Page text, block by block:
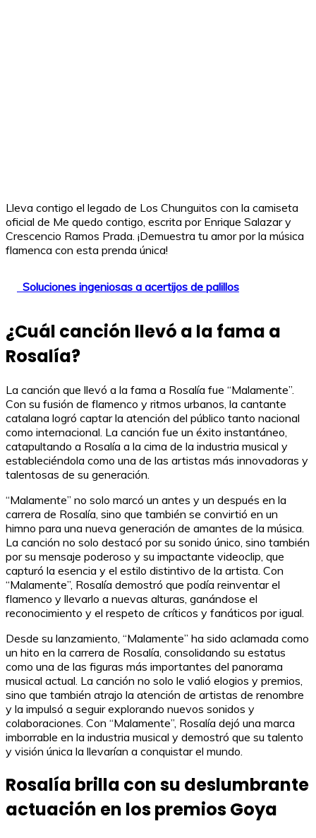
Lleva contigo el legado de Los Chunguitos con la camiseta
oficial de Me quedo contigo, escrita por Enrique Salazar y
Crescencio Ramos Prada. ¡Demuestra tu amor por la música
flamenca con esta prenda única!
Soluciones ingeniosas a acertijos de palillos
¿Cuál canción llevó a la fama a
Rosalía?
La canción que llevó a la fama a Rosalía fue “Malamente”.
Con su fusión de flamenco y ritmos urbanos, la cantante
catalana logró captar la atención del público tanto nacional
como internacional. La canción fue un éxito instantáneo,
catapultando a Rosalía a la cima de la industria musical y
estableciéndola como una de las artistas más innovadoras y
talentosas de su generación.
“Malamente” no solo marcó un antes y un después en la
carrera de Rosalía, sino que también se convirtió en un
himno para una nueva generación de amantes de la música.
La canción no solo destacó por su sonido único, sino también
por su mensaje poderoso y su impactante videoclip, que
capturó la esencia y el estilo distintivo de la artista. Con
“Malamente”, Rosalía demostró que podía reinventar el
flamenco y llevarlo a nuevas alturas, ganándose el
reconocimiento y el respeto de críticos y fanáticos por igual.
Desde su lanzamiento, “Malamente” ha sido aclamada como
un hito en la carrera de Rosalía, consolidando su estatus
como una de las figuras más importantes del panorama
musical actual. La canción no solo le valió elogios y premios,
sino que también atrajo la atención de artistas de renombre
y la impulsó a seguir explorando nuevos sonidos y
colaboraciones. Con “Malamente”, Rosalía dejó una marca
imborrable en la industria musical y demostró que su talento
y visión única la llevarían a conquistar el mundo.
Rosalía brilla con su deslumbrante
actuación en los premios Goya